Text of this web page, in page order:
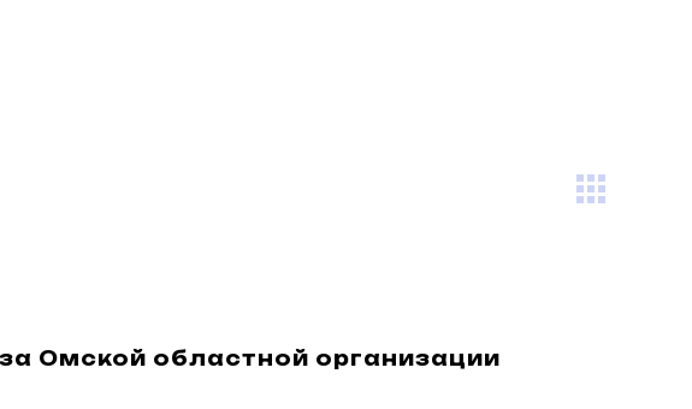
Омской областной организации